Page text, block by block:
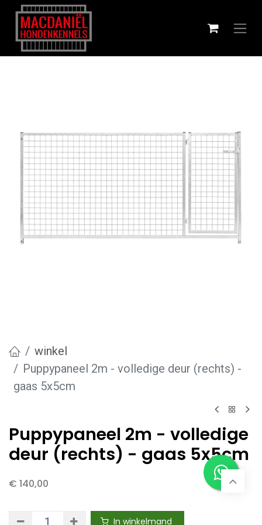
winkel
Puppypaneel 2m - volledige deur (rechts) -
gaas 5x5cm
Puppypaneel 2m - volledige
deur (rechts) - gaas 5x5cm
€ 140,00
In winkelmand